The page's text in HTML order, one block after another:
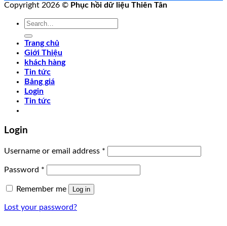
Copyright 2026 © Phục hồi dữ liệu Thiên Tân
Search
for:
Trang chủ
Giới Thiệu
khách hàng
Tin tức
Bảng giá
Login
Tin tức
Login
Username or email address *
Password *
Remember me Log in
Lost your password?